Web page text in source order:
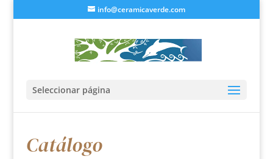
info@ceramicaverde.com
Seleccionar página
Catálogo